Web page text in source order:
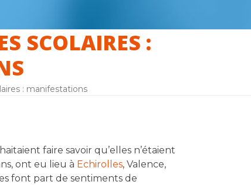
SCOLAIRES :
: manifestations
faire savoir qu’elles n’étaient
ont eu lieu à Echirolles, Valence,
font part de sentiments de